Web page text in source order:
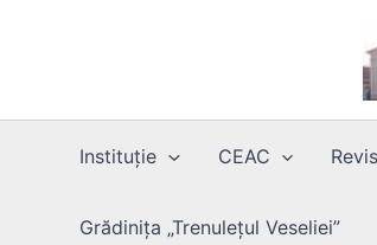
Instituție CEAC
Grădinița „Trenulețul Veseliei”